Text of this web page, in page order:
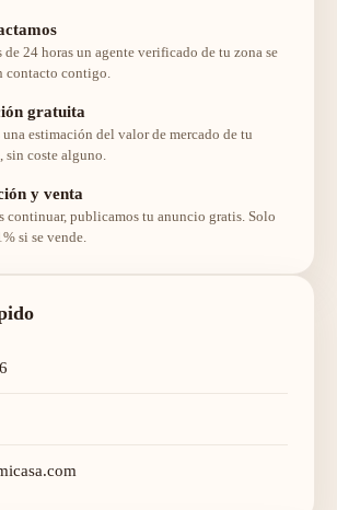
de 24 horas un agente verificado de tu zona se
contacto contigo.
gratuita
estimación del valor de mercado de tu
sin coste alguno.
y venta
continuar, publicamos tu anuncio gratis. Solo
si se vende.